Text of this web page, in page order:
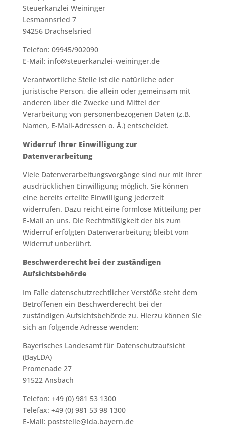
Steuerkanzlei Weininger
Lesmannsried 7
94256 Drachselsried
Telefon: 09945/902090
E-Mail: info@steuerkanzlei-weininger.de
Verantwortliche Stelle ist die natürliche oder
juristische Person, die allein oder gemeinsam mit
anderen über die Zwecke und Mittel der
Verarbeitung von personenbezogenen Daten (z.B.
Namen, E-Mail-Adressen o. Ä.) entscheidet.
Widerruf Ihrer Einwilligung zur
Datenverarbeitung
Viele Datenverarbeitungsvorgänge sind nur mit Ihrer
ausdrücklichen Einwilligung möglich. Sie können
eine bereits erteilte Einwilligung jederzeit
widerrufen. Dazu reicht eine formlose Mitteilung per
E-Mail an uns. Die Rechtmäßigkeit der bis zum
Widerruf erfolgten Datenverarbeitung bleibt vom
Widerruf unberührt.
Beschwerderecht bei der zuständigen
Aufsichtsbehörde
Im Falle datenschutzrechtlicher Verstöße steht dem
Betroffenen ein Beschwerderecht bei der
zuständigen Aufsichtsbehörde zu. Hierzu können Sie
sich an folgende Adresse wenden:
Bayerisches Landesamt für Datenschutzaufsicht
(BayLDA)
Promenade 27
91522 Ansbach
Telefon: +49 (0) 981 53 1300
Telefax: +49 (0) 981 53 98 1300
E-Mail: poststelle@lda.bayern.de